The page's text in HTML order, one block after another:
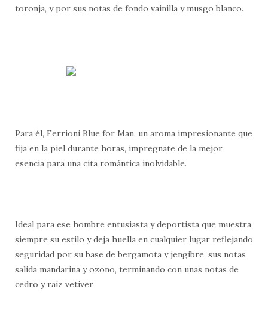
toronja, y por sus notas de fondo vainilla y musgo blanco.
Para él, Ferrioni Blue for Man, un aroma impresionante que
fija en la piel durante horas, impregnate de la mejor
esencia para una cita romántica inolvidable.
Ideal para ese hombre entusiasta y deportista que muestra
siempre su estilo y deja huella en cualquier lugar reflejando
seguridad por su base de bergamota y jengibre, sus notas
salida mandarina y ozono, terminando con unas notas de
cedro y raíz vetiver